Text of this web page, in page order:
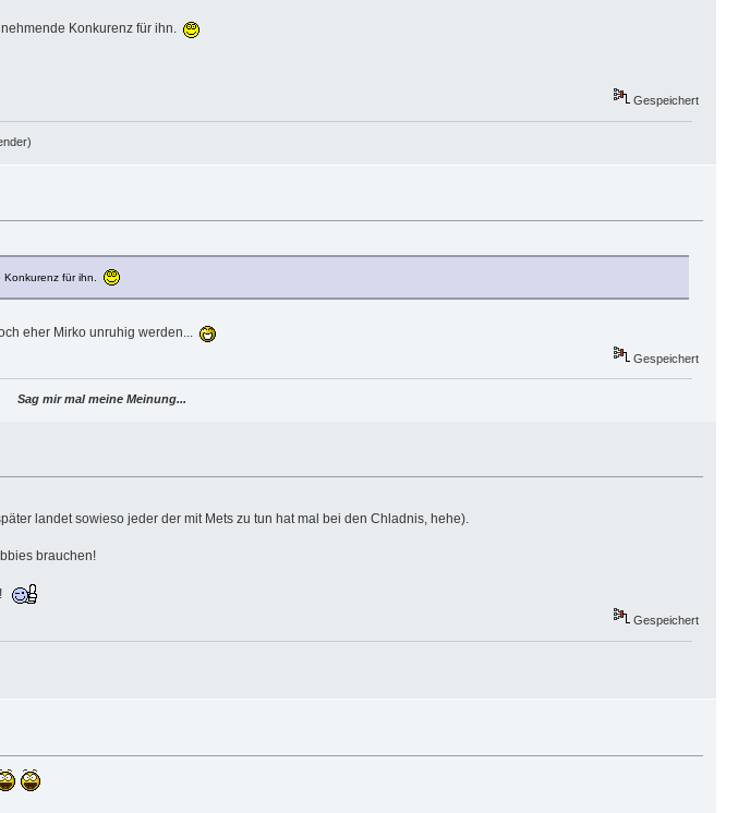
Konkurenz für ihn.
Gespeichert
Konkurenz für ihn.
eher Mirko unruhig werden...
Gespeichert
Sag mir mal meine Meinung...
landet sowieso jeder der mit Mets zu tun hat mal bei den Chladnis, hehe).
brauchen!
Gespeichert